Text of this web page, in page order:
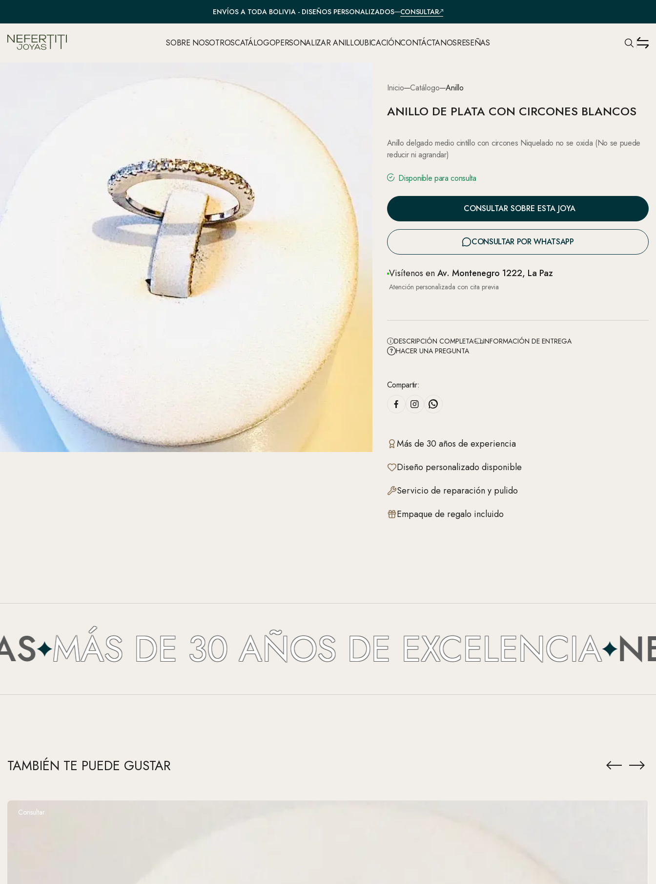
ENVÍOS A TODA BOLIVIA - DISEÑOS PERSONALIZADOS CONSULTAR
SOBRE NOSOTROSCATÁLOGOPERSONALIZAR ANILLOUBICACIÓNCONTÁCTANOSRESEÑAS
Inicio Catálogo Anillo
ANILLO DE PLATA CON CIRCONES BLANCOS
Anillo delgado medio cintillo con circones Niquelado no se oxida (No se puede
reducir ni agrandar)
Disponible para consulta
CONSULTAR SOBRE ESTA JOYA
CONSULTAR POR WHATSAPP
Visítenos en Av. Montenegro 1222, La Paz
Atención personalizada con cita previa
DESCRIPCIÓN COMPLETA
INFORMACIÓN DE ENTREGA
HACER UNA PREGUNTA
Compartir:
Más de 30 años de experiencia
Diseño personalizado disponible
Servicio de reparación y pulido
Empaque de regalo incluido
DE 30 AÑOS DE EXCELENCIA
TAMBIÉN TE PUEDE GUSTAR
Consultar